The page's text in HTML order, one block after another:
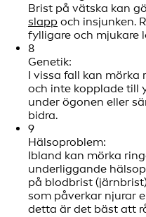
Brist på vätska kan
slapp och insjunken.
fylligare och mjukare
8
Genetik:
I vissa fall kan
och inte kopplade till
under ögonen eller
bidra.
9
Hälsoproblem:
Ibland kan mörka
underliggande
på blodbrist
som påverkar njurar
detta är det bäst att